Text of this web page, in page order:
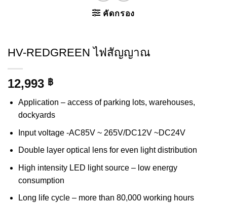
คัดกรอง
HV-REDGREEN ไฟสัญญาณ
12,993 ฿
Application – access of parking lots, warehouses,
dockyards
Input voltage -AC85V ~ 265V/DC12V ~DC24V
Double layer optical lens for even light distribution
High intensity LED light source – low energy
consumption
Long life cycle – more than 80,000 working hours